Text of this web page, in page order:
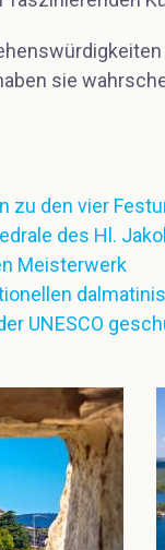
sie
zu den vier
des Hl.
Meisterwerk
UNESCO